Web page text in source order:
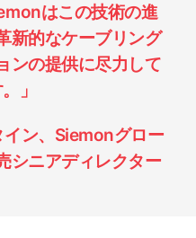
はこの技術の進
新的なケーブリング
ンの提供に尽力して
」
ン、Siemonグロー
シニアディレクター